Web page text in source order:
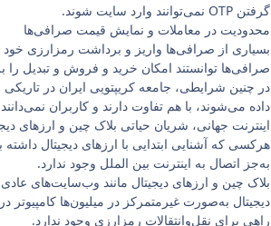
گرفتن OTP نمی‌توانند وارد سایت شوند.
محدودیت در معاملات و نمایش قیمت صرافی‌ها
بسیاری از صرافی‌ها واریز و برداشت رمزارزی خود
صرافی‌ها توانستند امکان خرید و فروش و تبدیل را
در چنین شرایطی، جامعه کریپتویی ایران در
داده می‌شوند، با هم تفاوت دارند و کاربران
اینترنت جهانی، شریان حیاتی بلاک چین و ارزهای
هرکسی که آشنایی ابتدایی با ارزهای دیجیتال
به‌جز اتصال به اینترنت بین الملل وجود ندارد.
بلاک چین و ارزهای دیجیتال مانند وب‌سایت‌های
دیجیتال به‌صورت غیرمتمرکز در میلیون‌ها کامپیوتر
راهی برای نقل‌وانتقالات رمزارزی وجود ندارد.